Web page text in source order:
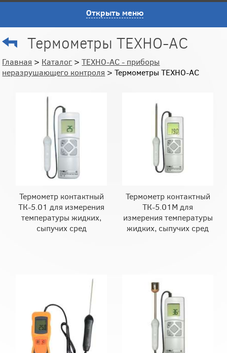
Открыть меню
Термометры ТЕХНО-АС
Главная > Каталог >ТЕХНО-АС - приборы
неразрушающего контроля > Термометры ТЕХНО-АС
Термометр контактный
ТК-5.01 для измерения
температуры жидких,
сыпучих сред
Термометр контактный
ТК-5.01М для
измерения температуры
жидких, сыпучих сред